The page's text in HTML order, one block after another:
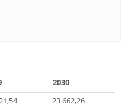
2030
23 662,26